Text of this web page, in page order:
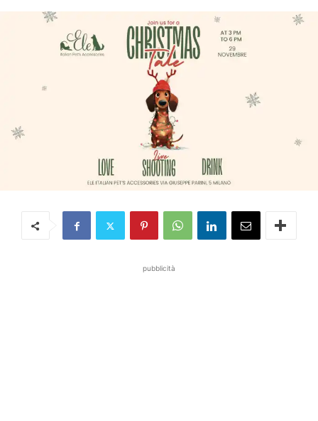
pubblicità